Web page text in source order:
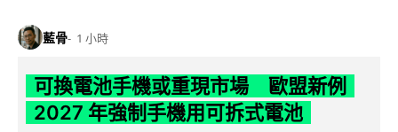
藍骨 1 小時
可換電池手機或重現市場 歐盟新例
2027 年強制手機用可拆式電池